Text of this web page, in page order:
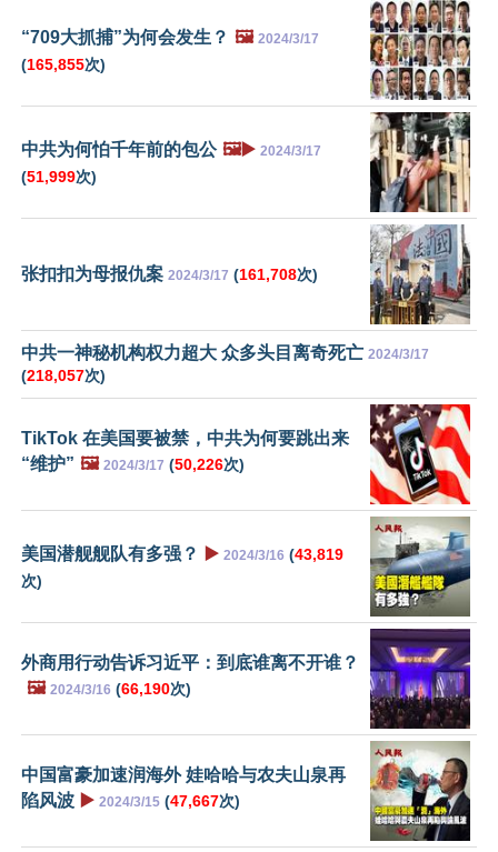
“709大抓捕”为何会发生？ 🖼️ 2024/3/17
(165,855次)
中共为何怕千年前的包公 🖼️▶️ 2024/3/17
(51,999次)
张扣扣为母报仇案 2024/3/17 (161,708次)
中共一神秘机构权力超大 众多头目离奇死亡 2024/3/17
(218,057次)
TikTok 在美国要被禁，中共为何要跳出来
“维护” 🖼️ 2024/3/17 (50,226次)
美国潜舰舰队有多强？ ▶️ 2024/3/16 (43,819
次)
外商用行动告诉习近平：到底谁离不开谁？
🖼️ 2024/3/16 (66,190次)
中国富豪加速润海外 娃哈哈与农夫山泉再
陷风波 ▶️ 2024/3/15 (47,667次)